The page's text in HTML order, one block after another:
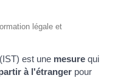
légale et
est une mesure qui
à l'étranger pour